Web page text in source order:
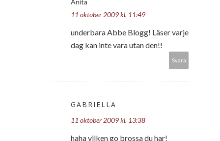
11 oktober 2009 kl. 11:49
underbara Abbe Blogg! Läser varje
dag kan inte vara utan den!!
Svara
GABRIELLA
11 oktober 2009 kl. 13:38
haha vilken go brossa du har!